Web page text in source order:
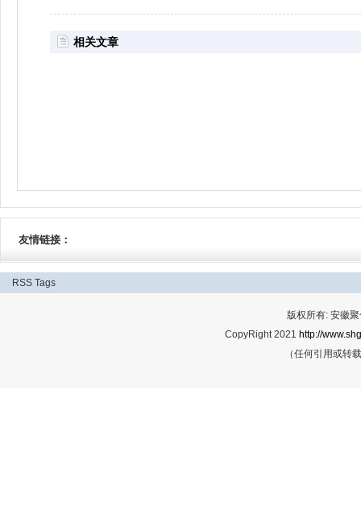
相关文章
友情链接：
RSS Tags
版权所有: 安徽
CopyRight 2021 http://
（任何引用或转